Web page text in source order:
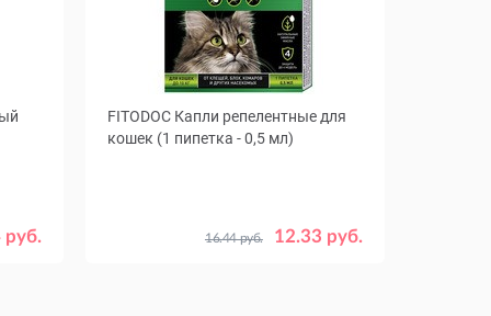
руб.
FITODOC Капли репелентные для
кошек (1 пипетка - 0,5 мл)
12.33 руб.
16.44 руб.